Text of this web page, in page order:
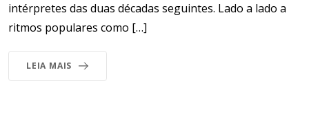
intérpretes das duas décadas seguintes. Lado a lado a
ritmos populares como […]
LEIA MAIS